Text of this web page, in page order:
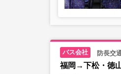
防長交
福岡→下松・徳